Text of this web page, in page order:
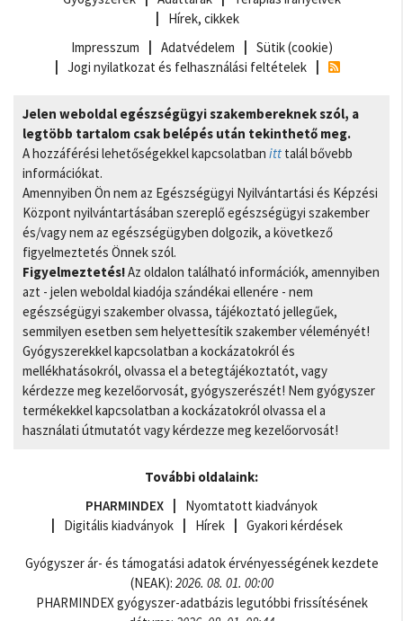
Hírek, cikkek
Impresszum
Adatvédelem
Sütik (cookie)
Jogi nyilatkozat és felhasználási feltételek
Jelen weboldal egészségügyi szakembereknek szól, a
legtöbb tartalom csak belépés után tekinthető meg.
A hozzáférési lehetőségekkel kapcsolatban itt talál bővebb
információkat.
Amennyiben Ön nem az Egészségügyi Nyilvántartási és Képzési
Központ nyilvántartásában szereplő egészségügyi szakember
és/vagy nem az egészségügyben dolgozik, a következő
figyelmeztetés Önnek szól.
Figyelmeztetés!Az oldalon található információk, amennyiben
azt - jelen weboldal kiadója szándékai ellenére - nem
egészségügyi szakember olvassa, tájékoztató jellegűek,
semmilyen esetben sem helyettesítik szakember véleményét!
Gyógyszerekkel kapcsolatban a kockázatokról és
mellékhatásokról, olvassa el a betegtájékoztatót, vagy
kérdezze meg kezelőorvosát, gyógyszerészét! Nem gyógyszer
termékekkel kapcsolatban a kockázatokról olvassa el a
használati útmutatót vagy kérdezze meg kezelőorvosát!
További oldalaink:
PHARMINDEX
Nyomtatott kiadványok
Digitális kiadványok
Hírek Gyakori kérdések
Gyógyszer ár- és támogatási adatok érvényességének kezdete
(NEAK): 2026. 08. 01. 00:00
PHARMINDEX gyógyszer-adatbázis legutóbbi frissítésének